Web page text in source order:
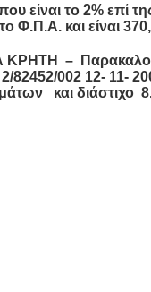
είναι το 2% επί
Φ.Π.Α. και είναι
ΚΡΗΤΗ –
002 12- 11-
και διάστιχο